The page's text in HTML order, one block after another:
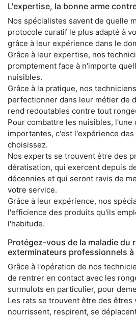
L'expertise, la bonne arme
Nos spécialistes savent de quelle
protocole curatif le plus adapté à
grâce à leur expérience dans le
Grâce à leur expertise, nos
promptement face à n'importe
nuisibles.
Grâce à la pratique, nos
perfectionner dans leur métier de
rend redoutables contre tout
Pour combattre les nuisibles, l'une
importantes, c'est l'expérience
choisissez.
Nos experts se trouvent être des
dératisation, qui exercent depuis
décennies et qui seront ravis de
votre service.
Grâce à leur expérience, nos
l'efficience des produits qu'ils
l'habitude.
Protégez-vous de la maladie du
exterminateurs professionnels à
Grâce à l'opération de nos
de rentrer en contact avec les
surmulots en particulier, pour
Les rats se trouvent être des êtres
nourrissent, respirent, se